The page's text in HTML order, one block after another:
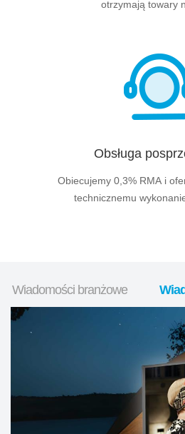
otrzymają towary
Obsługa
Obiecujemy 0,3% RMA i
technicznemu
Wiadomości branżowe